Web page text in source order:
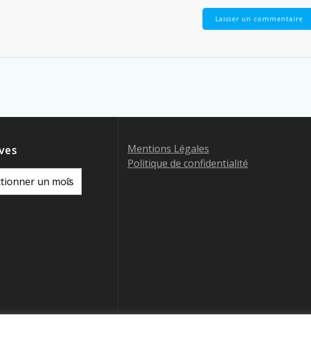
Mentions Légales
Politique de confidentialité